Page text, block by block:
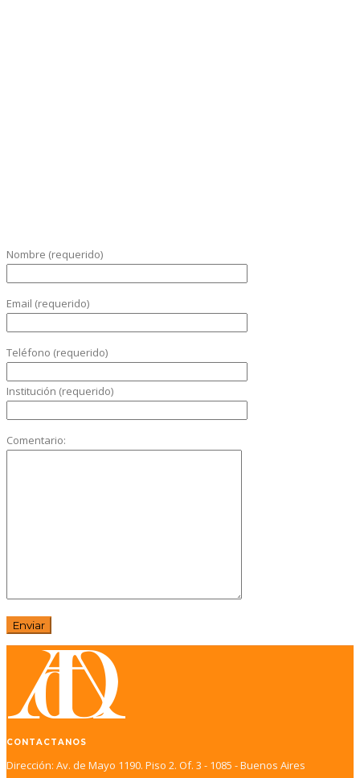
Nombre (requerido)
Email (requerido)
Teléfono (requerido)
Institución (requerido)
Comentario:
CONTACTANOS
Dirección: Av. de Mayo 1190. Piso 2. Of. 3 - 1085 - Buenos Aires